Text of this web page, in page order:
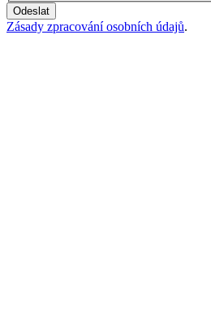
Odeslat
Zásady zpracování osobních údajů.